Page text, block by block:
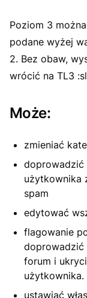
Poziom 3
podane wyżej
2. Bez obaw,
wrócić na TL3
Może:
zmieniać
doprowadzić
użytkownika
spam
edytować
flagowanie
doprowadzić
forum i
użytkownika.
ustawiać